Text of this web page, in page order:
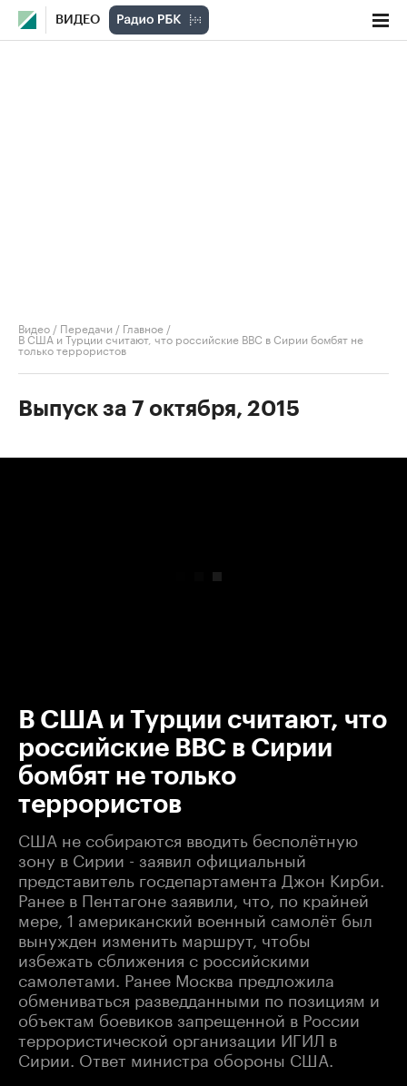
ВИДЕО
Видео / Передачи / Главное /
В США и Турции считают, что российские ВВС в Сирии бомбят не
только террористов
Выпуск за 7 октября, 2015
В США и Турции считают, что
российские ВВС в Сирии
бомбят не только
террористов
США не собираются вводить бесполётную
зону в Сирии - заявил официальный
представитель госдепартамента Джон Кирби.
Ранее в Пентагоне заявили, что, по крайней
мере, 1 американский военный самолёт был
вынужден изменить маршрут, чтобы
избежать сближения с российскими
самолетами. Ранее Москва предложила
обмениваться разведданными по позициям и
объектам боевиков запрещенной в России
террористической организации ИГИЛ в
Сирии. Ответ министра обороны США.